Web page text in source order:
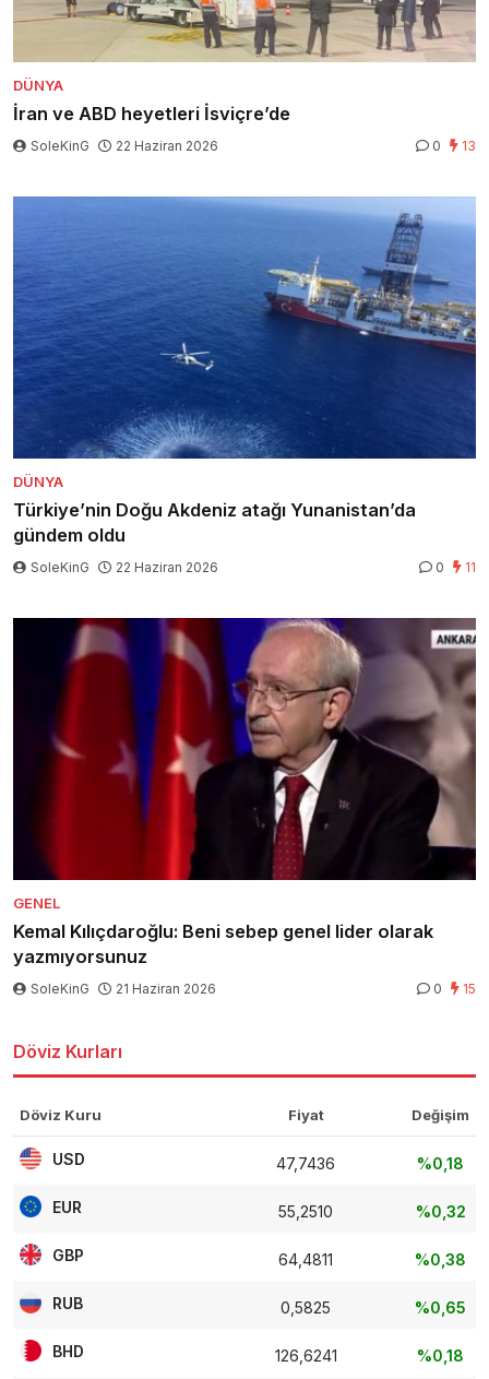
DÜNYA
İran ve ABD heyetleri İsviçre’de
SoleKinG 22 Haziran 2026 0 13
DÜNYA
Türkiye’nin Doğu Akdeniz atağı Yunanistan’da
gündem oldu
SoleKinG 22 Haziran 2026 0 11
GENEL
Kemal Kılıçdaroğlu: Beni sebep genel lider olarak
yazmıyorsunuz
SoleKinG 21 Haziran 2026 0 15
Döviz Kurları
Döviz Kuru Fiyat Değişim
USD 47,7436 %0,18
EUR 55,2510 %0,32
GBP 64,4811 %0,38
RUB 0,5825 %0,65
BHD 126,6241 %0,18